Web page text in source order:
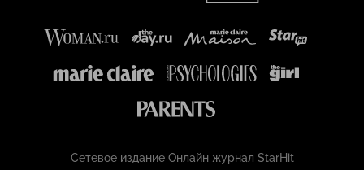
Сетевое издание Онлайн журнал StarHit